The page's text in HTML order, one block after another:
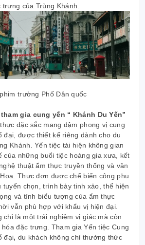
của Trùng Khánh.
trường Phố Dân quốc
gia cung yến “ Khánh Du Yến”
đặc sắc mang đậm phong vị cung
đại, được thiết kế riêng dành cho du
Khánh. Yến tiệc tái hiện không gian
của những buổi tiệc hoàng gia xưa, kết
thuật ẩm thực truyền thống và văn
Thực đơn được chế biến công phu
tuyển chọn, trình bày tinh xảo, thể hiện
và tính biểu tượng của ẩm thực
vẫn phù hợp với khẩu vị hiện đại.
chỉ là một trải nghiệm vị giác mà còn
đặc trưng. Tham gia Yến tiệc Cung
đại, du khách không chỉ thưởng thức